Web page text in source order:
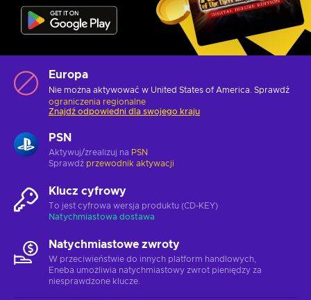
Europa
Nie można aktywować w United States of America. Sprawdź
ograniczenia regionalne
Znajdź odpowiedni dla swojego kraju
PSN
Aktywuj/zrealizuj na PSN
Sprawdź przewodnik aktywacji
Klucz cyfrowy
To jest cyfrowa wersja produktu (CD-KEY)
Natychmiastowa dostawa
Natychmiastowe zwroty
W przeciwieństwie do innych platform handlowych,
Eneba umożliwia natychmiastowy zwrot pieniędzy za
niesprawdzone klucze.